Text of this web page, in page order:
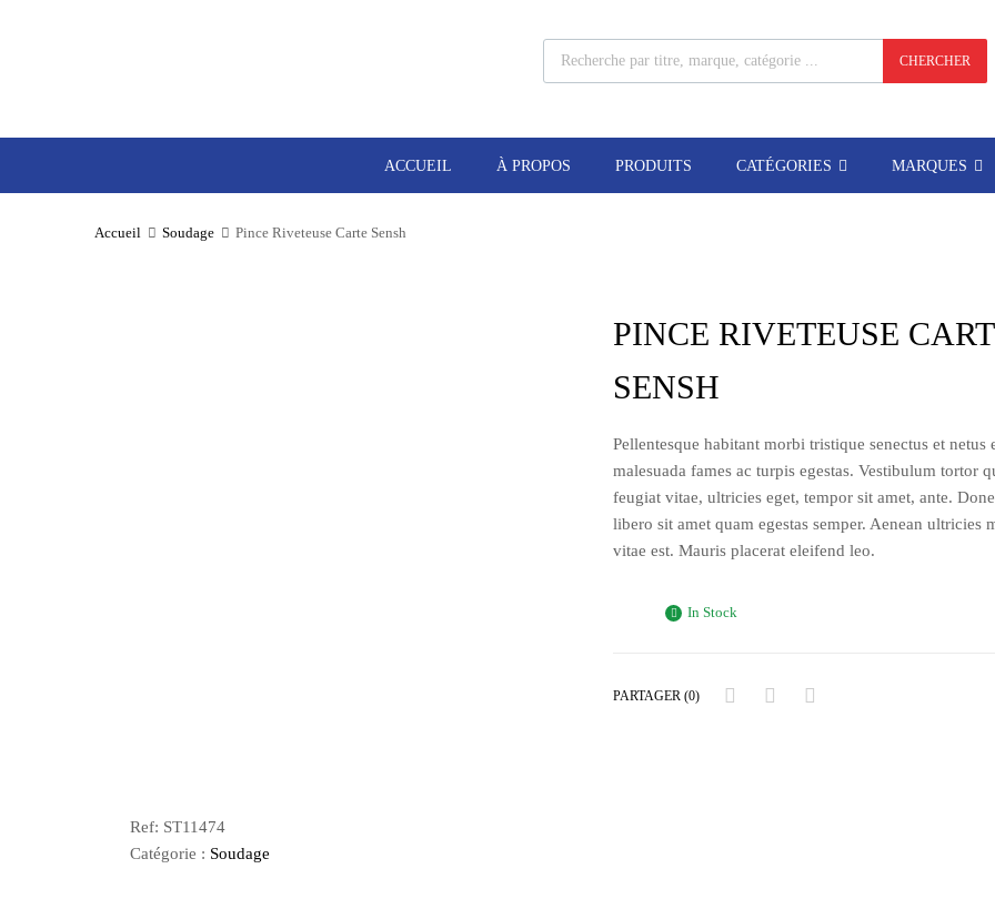
CHERCHER
ACCUEIL À PROPOS PRODUITS CATÉGORIES MARQUES
Accueil Soudage Pince Riveteuse Carte Sensh
PINCE RIVETEUSE
SENSH
Pellentesque habitant morbi tristique senectus et netus
malesuada fames ac turpis egestas. Vestibulum tortor
feugiat vitae, ultricies eget, tempor sit amet, ante.
libero sit amet quam egestas semper. Aenean ultricies
vitae est. Mauris placerat eleifend leo.
In Stock
PARTAGER (0)
Ref: ST11474
Catégorie : Soudage